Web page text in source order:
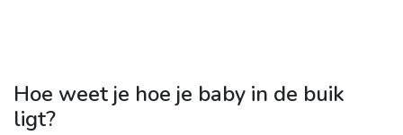
Hoe weet je hoe je baby in de buik
ligt?